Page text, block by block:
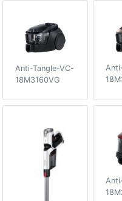
Anti-Tangle-VC-
18M3160VG